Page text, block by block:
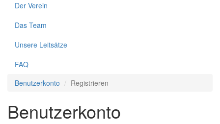
Der Verein
Das Team
Unsere Leitsätze
FAQ
Benutzerkonto
Registrieren
Benutzerkonto